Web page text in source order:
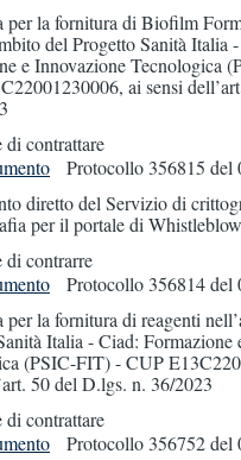
per la fornitura di Biofilm
del Progetto Sanità Italia
e Innovazione Tecnologica
ai sensi
di contrattare
Protocollo 356815 del
diretto del Servizio di
per il portale di
di contrarre
Protocollo 356814del
per la fornitura di reagenti
Italia - Ciad: Formazione
(PSIC-FIT) - CUP
50 del D.lgs. n. 36/2023
di contrattare
Protocollo 356752del